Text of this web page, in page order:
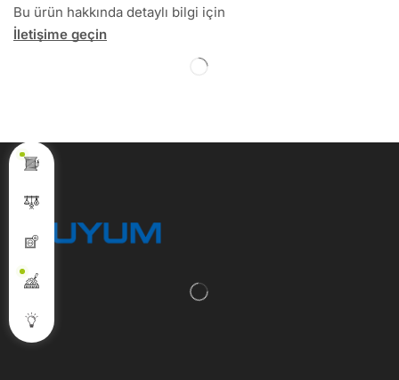
Bu ürün hakkında detaylı bilgi için
İletişime geçin